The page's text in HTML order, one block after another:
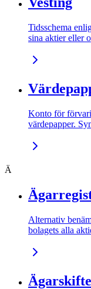
Tidsschema
sina aktier eller
Konto för
värdepapper.
Ä
Alternativ
bolagets alla
Ägarskifte